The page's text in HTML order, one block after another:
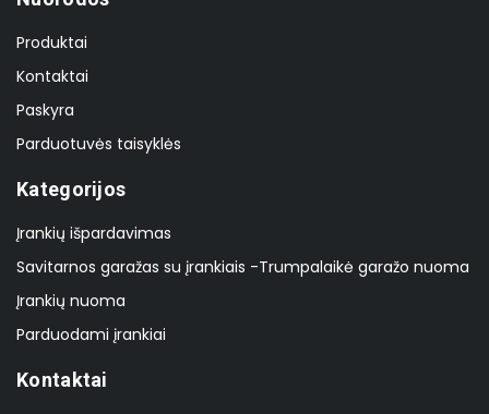
Produktai
Kontaktai
Paskyra
Parduotuvės taisyklės
Kategorijos
Įrankių išpardavimas
Savitarnos garažas su įrankiais -Trumpalaikė garažo nuoma
Įrankių nuoma
Parduodami įrankiai
Kontaktai